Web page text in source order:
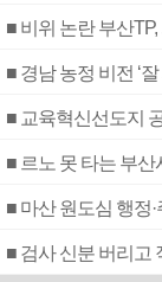
■ 비위 논란 부산
■ 경남 농정 비전 ‘
■ 교육혁신선도지
■ 르노 못 타는 부
■ 마산 원도심 행정